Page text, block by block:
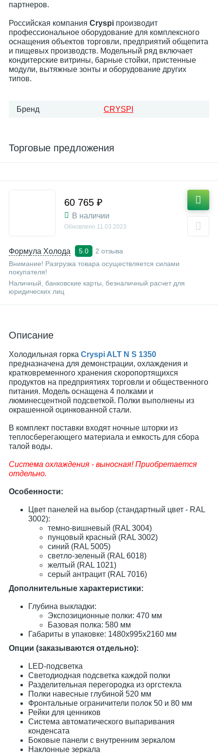
партнеров.
Российская компания Cryspi производит
профессиональное оборудование для комплексного
оснащения объектов торговли, предприятий общепита
и пищевых производств. Модельный ряд включает
кондитерские витрины, барные стойки, пристенные
модули, вытяжные зонты и оборудование других
типов.
Бренд CRYSPI
Торговые предложения
Формула Холода 5.0
2 отзыва
Внимание! Разгрузка товара осуществляется силами
покупателя!
Наличный, банковские карты, безналичный расчет для
юридических лиц
60 765 ₽
В наличии
Обновлено 11.03.2023
Описание
Холодильная горка Cryspi ALT N S 1350
предназначена для демонстрации, охлаждения и
кратковременного хранения скоропортящихся
продуктов на предприятиях торговли и общественного
питания. Модель оснащена 4 полками и
люминесцентной подсветкой. Полки выполнены из
окрашенной оцинкованной стали.
В комплект поставки входят ночные шторки из
теплосберегающего материала и емкость для сбора
талой воды.
Система охлаждения - выносная! Приобретается
отдельно.
Особенности:
Цвет панелей на выбор (стандартный цвет - RAL
3002):
темно-вишневый (RAL 3004)
пунцовый красный (RAL 3002)
синий (RAL 5005)
светло-зеленый (RAL 6018)
желтый (RAL 1021)
серый антрацит (RAL 7016)
Дополнительные характеристики:
Глубина выкладки:
Экспозиционные полки: 470 мм
Базовая полка: 580 мм
Габариты в упаковке: 1480х995х2160 мм
Опции (заказываются отдельно):
LED-подсветка
Светодиодная подсветка каждой полки
Разделительная перегородка из оргстекла
Полки навесные глубиной 520 мм
Фронтальные ограничители полок 50 и 80 мм
Рейки для ценников
Система автоматического выпаривания
конденсата
Боковые панели с внутренним зеркалом
Наклонные зеркала